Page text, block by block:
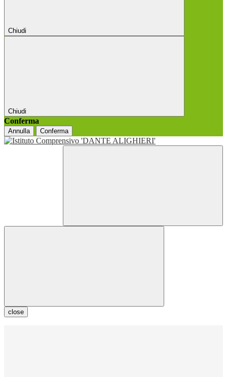
Chiudi
Chiudi
Conferma
Annulla Conferma
close